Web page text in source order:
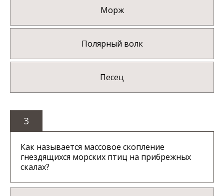
Морж
Полярный волк
Песец
3
Как называется массовое скопление
гнездящихся морских птиц на прибрежных
скалах?